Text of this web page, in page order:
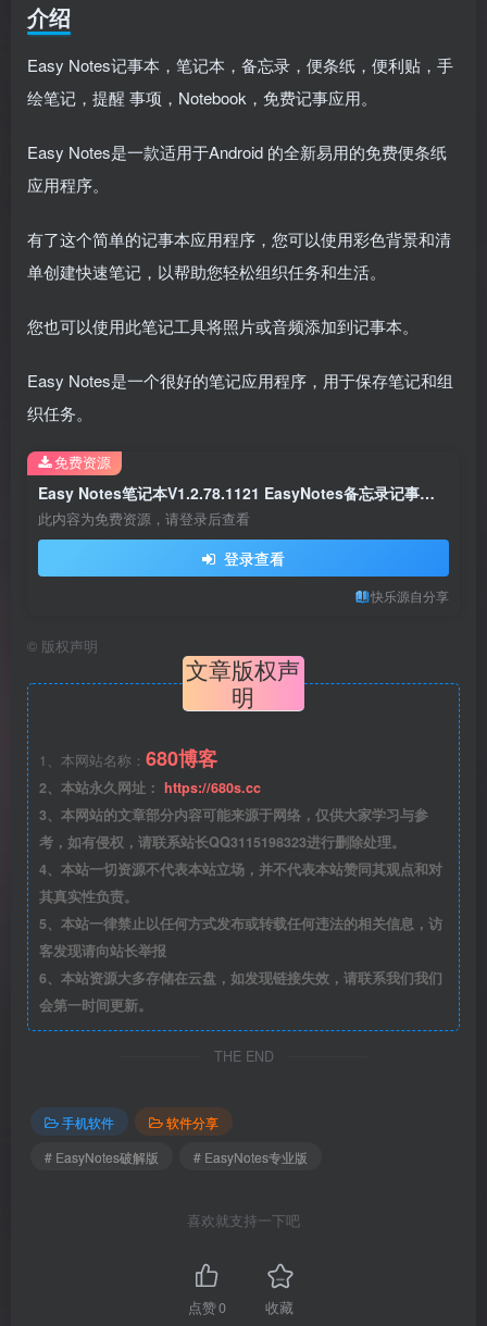
介绍
Easy Notes记事本，笔记本，备忘录，便条纸，便利贴，手
绘笔记，提醒 事项，Notebook，免费记事应用。
Easy Notes是一款适用于Android 的全新易用的免费便条纸
应用程序。
有了这个简单的记事本应用程序，您可以使用彩色背景和清
单创建快速笔记，以帮助您轻松组织任务和生活。
您也可以使用此笔记工具将照片或音频添加到记事本。
Easy Notes是一个很好的笔记应用程序，用于保存笔记和组
织任务。
Easy Notes笔记本V1.2.78.1121 EasyNotes备忘录记事本VIP破解版下载
此内容为免费资源，请登录后查看
登录查看
快乐源自分享
免费资源
© 版权声明
文章版权声
明
1、本网站名称： 680博客
2、本站永久网址： https://680s.cc
3、本网站的文章部分内容可能来源于网络，仅供大家学习与参
考，如有侵权，请联系站长QQ3115198323进行删除处理。
4、本站一切资源不代表本站立场，并不代表本站赞同其观点和对
其真实性负责。
5、本站一律禁止以任何方式发布或转载任何违法的相关信息，访
客发现请向站长举报
6、本站资源大多存储在云盘，如发现链接失效，请联系我们我们
会第一时间更新。
THE END
手机软件
软件分享
# EasyNotes破解版
# EasyNotes专业版
喜欢就支持一下吧
点赞0 收藏